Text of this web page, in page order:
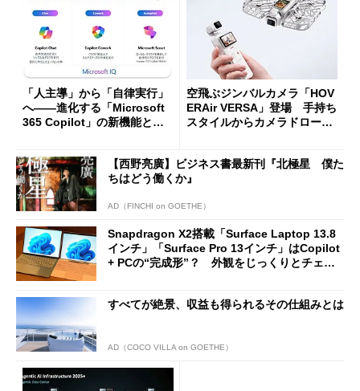
「人主導」から「自律実行」
へ――進化する「Microsoft
365 Copilot」の新機能とエ
空飛ぶジンバルカメラ「HOV
ERAir VERSA」登場 手持ち
スタイルからカメラドローン
【西野亮廣】ビジネス書最新刊『北極星 僕た
ちはどう働くか』
AD（FINCHI on GOETHE）
Snapdragon X2搭載「Surface Laptop 13.8
インチ」「Surface Pro 13インチ」はCopilot
+ PCの“完成形”？ 外観をじっくりとチェッ
すべてが絶景、収益も得られるその仕組みとは
AD（COCO VILLA on GOETHE）